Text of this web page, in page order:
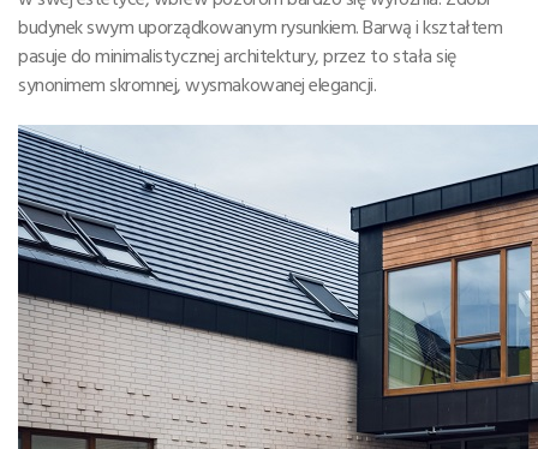
budynek swym uporządkowanym rysunkiem. Barwą i kształtem
pasuje do minimalistycznej architektury, przez to stała się
synonimem skromnej, wysmakowanej elegancji.